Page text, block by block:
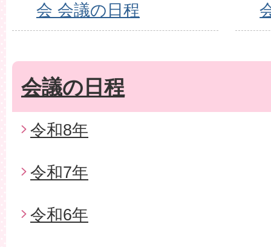
会 会議の日程
会議の日程
令和8年
令和7年
令和6年